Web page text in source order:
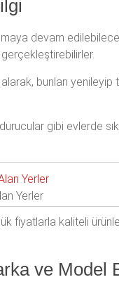
devam
bunları yenileyip
gibi evlerde
Yerler
fiyatlarla kaliteli
ve Model